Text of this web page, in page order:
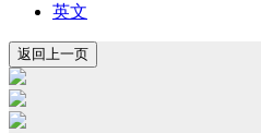
英文